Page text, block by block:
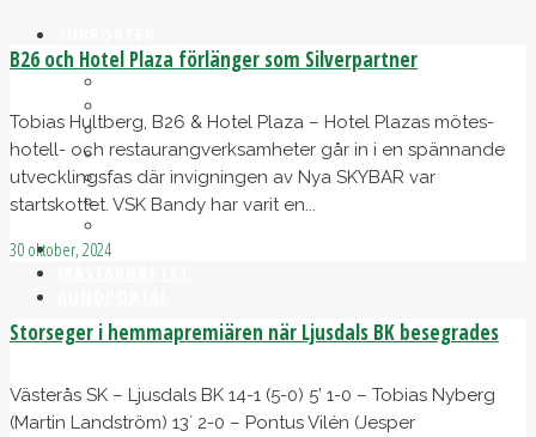
KALLE ROSENBERG
KARL-ERIK ECKEMARK
VSK SPORTS
VSK VÄNNERNA
MÄSTARKLUBBEN
B26 och Hotel Plaza förlänger som Silverpartner
Tobias Hultberg, B26 & Hotel Plaza – Hotel Plazas mötes-
hotell- och restaurangverksamheter går in i en spännande
utvecklingsfas där invigningen av Nya SKYBAR var
startskottet. VSK Bandy har varit en...
30 oktober, 2024
Storseger i hemmapremiären när Ljusdals BK besegrades
Västerås SK – Ljusdals BK 14-1 (5-0) 5’ 1-0 – Tobias Nyberg
(Martin Landström) 13´ 2-0 – Pontus Vilén (Jesper